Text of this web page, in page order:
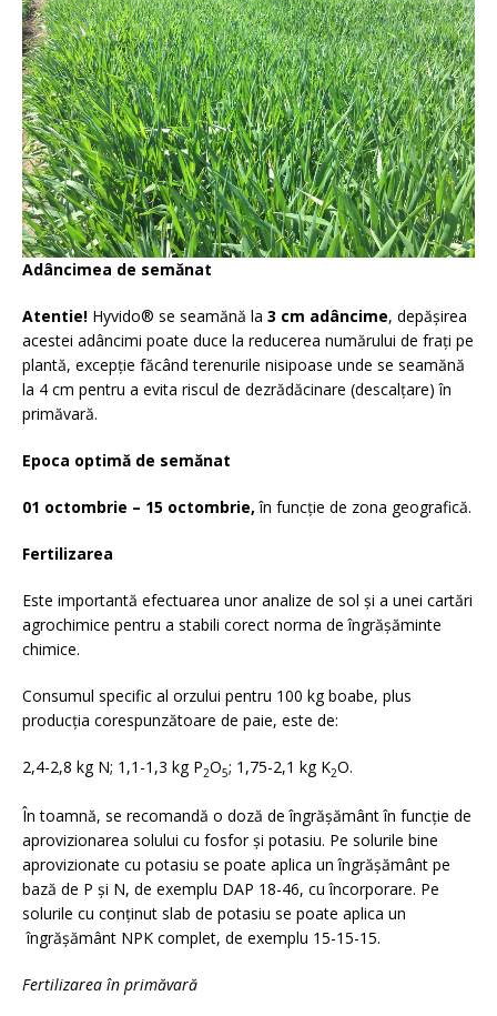
Adâncimea de semănat
Atentie! Hyvido® se seamănă la 3 cm adâncime, depășirea
acestei adâncimi poate duce la reducerea numărului de frați pe
plantă, excepție făcând terenurile nisipoase unde se seamănă
la 4 cm pentru a evita riscul de dezrădăcinare (descalțare) în
primăvară.
Epoca optimă de semănat
01 octombrie – 15 octombrie,în funcție de zona geografică.
Fertilizarea
Este importantă efectuarea unor analize de sol și a unei cartări
agrochimice pentru a stabili corect norma de îngrășăminte
chimice.
Consumul specific al orzului pentru 100 kg boabe, plus
producţia corespunzătoare de paie, este de:
2,4-2,8 kg N; 1,1-1,3 kg P2O5; 1,75-2,1 kg K2O.
În toamnă, se recomandă o doză de îngrășământ în funcție de
aprovizionarea solului cu fosfor și potasiu. Pe solurile bine
aprovizionate cu potasiu se poate aplica un îngrășământ pe
bază de P și N, de exemplu DAP 18-46, cu încorporare. Pe
solurile cu conținut slab de potasiu se poate aplica un
îngrășământ NPK complet, de exemplu 15-15-15.
Fertilizarea în primăvară